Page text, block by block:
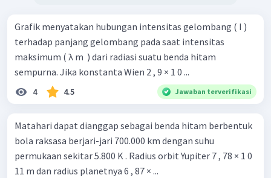
Grafik menyatakan hubungan intensitas gelombang ( I )
terhadap panjang gelombang pada saat intensitas
maksimum ( λ m ​ ) dari radiasi suatu benda hitam
sempurna. Jika konstanta Wien 2 , 9 × 1 0 ...
4 4.5 Jawaban terverifikasi
Matahari dapat dianggap sebagai benda hitam berbentuk
bola raksasa berjari-jari 700.000 km dengan suhu
permukaan sekitar 5.800 K . Radius orbit Yupiter 7 , 78 × 1 0
11 m dan radius planetnya 6 , 87 × ...